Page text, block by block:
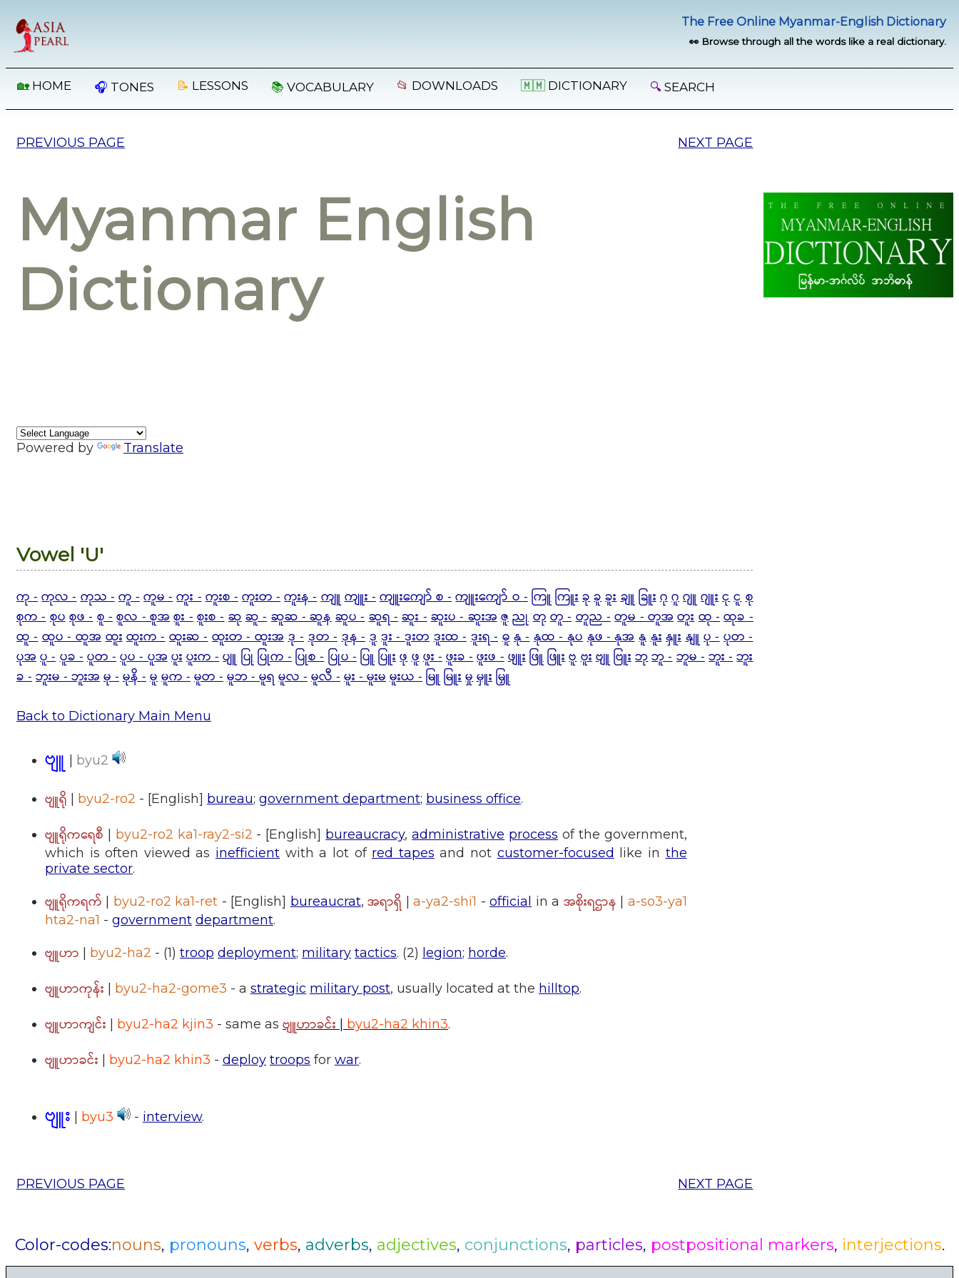
The Free Online Myanmar-English Dictionary
👀 Browse through all the words like a real dictionary.
🏡 HOME 🎧 TONES 📝 LESSONS 📚 VOCABULARY 📂 DOWNLOADS 🇲🇲 DICTIONARY 🔍 SEARCH
PREVIOUS PAGE NEXT PAGE
Myanmar English
Dictionary
Powered by Translate
Vowel 'U'
ကု -ကုလ -ကုသ -ကူ -ကူမ -ကူး -ကူးစ -ကူးတ -ကူးန -ကျူကျူး -ကျူးကျော် စ -ကျူးကျော် ဝ -ကြူကြူးခုခူခူးချူခြူးဂုဂူဂျူ ဂျူးငုငူစု
စုက -စုပစုဖ -စူ -စူလ - စူအစူး -စူးစ -ဆုဆူ -ဆူဆ - ဆူနဆူပ -ဆူရ -ဆူး -ဆူးပ - ဆူးအဇူညုတုတူ -တူည -တူမ - တူအတူးထု -ထုခ -
ထူ -ထူပ - ထူအထူးထူးက -ထူးဆ -ထူးတ - ထူးအဒု -ဒုတ -ဒုန -ဒူဒူး - ဒူးတဒူးထ -ဒူးရ -ဓူနု -နုထ - နုပနုဖ - နုအနူနူးနှူးနျူပု -ပုတ -
ပုအပူ -ပူခ -ပူတ -ပူပ - ပူအပူးပူးက -ပျူပြုပြုက -ပြုစ - ပြုပ -ပြူပြူးဖုဖူဖူး -ဖူးခ -ဖူးဖ -ဖျူးဖြူဖြူးဗူဗူးဗျူဗြူးဘုဘူ -ဘူမ -ဘူး -ဘူး
ခ -ဘူးမ - ဘူးအမု -မုနိ -မူမူက -မူတ -မူဘ - မူရ မူလ -မူလီ -မူး - မူးမမူးယ -မြူမြူးမှုမှူးမြှူ
Back to Dictionary Main Menu
ဗျူ | byu2
ဗျူရို | byu2-ro2 - [English] bureau; government department; business office.
ဗျူရိုကရေစီ | byu2-ro2 ka1-ray2-si2 - [English] bureaucracy,administrative process of the government,
which is often viewed as inefficient with a lot of red tapes and not customer-focused like in the
private sector.
ဗျူရိုကရက် | byu2-ro2 ka1-ret - [English] bureaucrat,အရာရှိ |a-ya2-shi1 -official in a အစိုးရဌာန | a-so3-ya1
hta2-na1 - government department.
ဗျူဟာ | byu2-ha2 - (1) troop deployment; military tactics. (2) legion; horde.
ဗျူဟာကုန်း | byu2-ha2-gome3 - a strategic military post, usually located at the hilltop.
ဗျူဟာကျင်း | byu2-ha2 kjin3 - same as ဗျူဟာခင်း | byu2-ha2 khin3.
ဗျူဟာခင်း | byu2-ha2 khin3 - deploy troops for war.
ဗျူး | byu3 - interview.
PREVIOUS PAGE NEXT PAGE
Color-codes:nouns, pronouns, verbs, adverbs, adjectives, conjunctions, particles, postpositional markers, interjections.